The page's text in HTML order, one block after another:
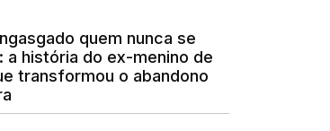
quem nunca se
a história do ex-menino de
transformou o abandono